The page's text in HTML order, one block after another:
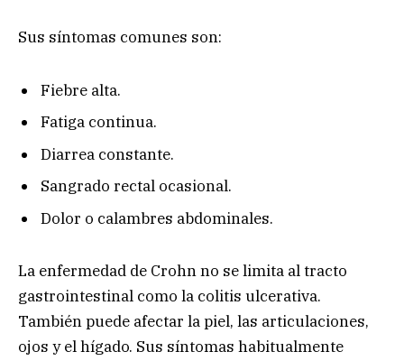
Sus síntomas comunes son:
Fiebre alta.
Fatiga continua.
Diarrea constante.
Sangrado rectal ocasional.
Dolor o calambres abdominales.
La enfermedad de Crohn no se limita al tracto
gastrointestinal como la colitis ulcerativa.
También puede afectar la piel, las articulaciones,
ojos y el hígado. Sus síntomas habitualmente